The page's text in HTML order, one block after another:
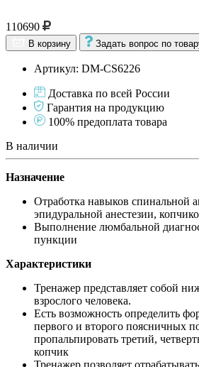
110690
В корзину Задать вопрос по
Артикул: DM-CS6226
Доставка по всей России
Гарантия на продукцию
100% предоплата товара
В наличии
Назначение
Отработка навыков спинальной
эпидуральной анестезии,
Выполнение люмбальной
пункции
Характеристики
Тренажер представляет собой
взрослого человека.
Есть возможность определить
первого и второго поясничных
пропальпировать третий,
копчик
Тренажер позволяет